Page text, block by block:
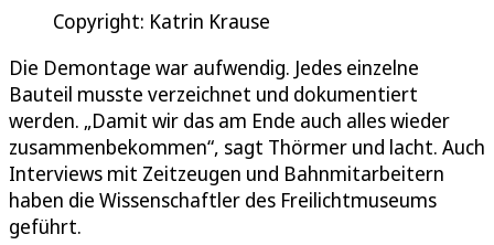
Copyright: Katrin Krause
Die Demontage war aufwendig. Jedes einzelne
Bauteil musste verzeichnet und dokumentiert
werden. „Damit wir das am Ende auch alles wieder
zusammenbekommen“, sagt Thörmer und lacht. Auch
Interviews mit Zeitzeugen und Bahnmitarbeitern
haben die Wissenschaftler des Freilichtmuseums
geführt.